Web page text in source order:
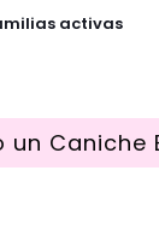
activas
un Caniche